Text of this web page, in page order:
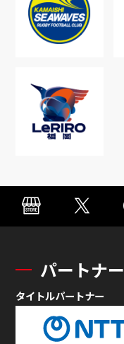
パートナー
タイトルパートナー